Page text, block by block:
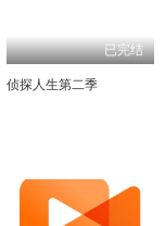
已完结
侦探人生第二季